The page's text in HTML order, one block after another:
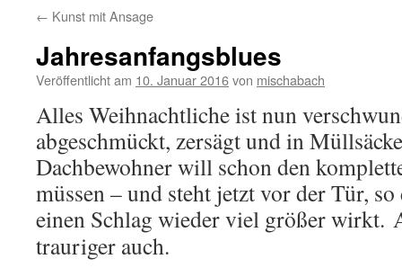
← Kunst mit Ansage
Jahresanfangsblues
Veröffentlicht am 10. Januar 2016von mischabach
Alles Weihnachtliche ist nun
abgeschmückt, zersägt und in
Dachbewohner will schon den
müssen – und steht jetzt vor der Tür,
einen Schlag wieder viel größer wirkt.
trauriger auch.